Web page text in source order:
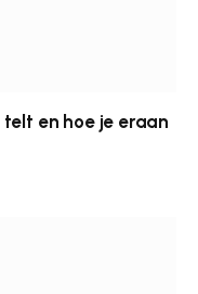
en hoe je eraan